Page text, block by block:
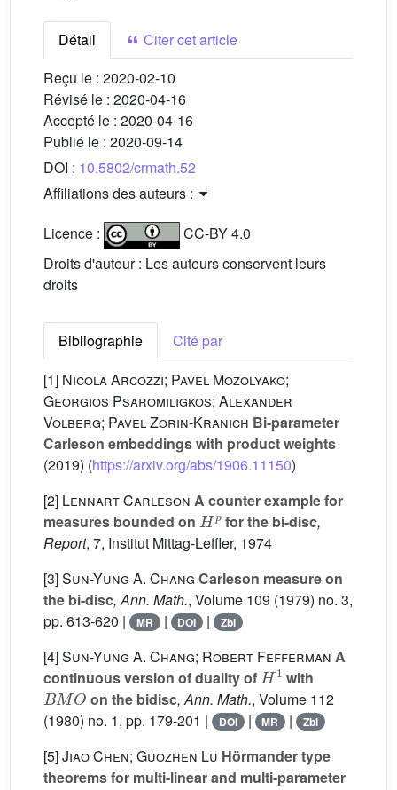
Détail
Citer cet article
Reçu le : 2020-02-10
Révisé le : 2020-04-16
Accepté le : 2020-04-16
Publié le : 2020-09-14
DOI : 10.5802/crmath.52
Affiliations des auteurs :
Licence :
CC-BY 4.0
Droits d'auteur : Les auteurs conservent leurs
droits
Bibliographie
Cité par
[1] Nicola Arcozzi; Pavel Mozolyako;
Georgios Psaromiligkos; Alexander
Volberg; Pavel Zorin-Kranich Bi-parameter
Carleson embeddings with product weights
(2019) (https://arxiv.org/abs/1906.11150)
[2] Lennart Carleson A counter example for
measures bounded on
Hp
for the bi-disc,
Report, 7, Institut Mittag-Leffler, 1974
[3]Sun-Yung A. Chang Carleson measure on
the bi-disc, Ann. Math., Volume 109 (1979) no. 3,
pp. 613-620 |
MR | DOI | Zbl
[4]Sun-Yung A. Chang; Robert Fefferman A
continuous version of duality of
H1
with
BMO
on the bidisc, Ann. Math., Volume 112
(1980) no. 1, pp. 179-201 |
DOI | MR | Zbl
[5]Jiao Chen; Guozhen Lu Hörmander type
theorems for multi-linear and multi-parameter